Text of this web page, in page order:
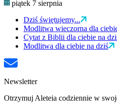
piątek 7 sierpnia
Dziś świętujemy...
Modlitwa wieczorna dla
Cytat z Biblii dla ciebie na
Modlitwa dla ciebie na dziś
Newsletter
Otrzymuj Aleteia codziennie w